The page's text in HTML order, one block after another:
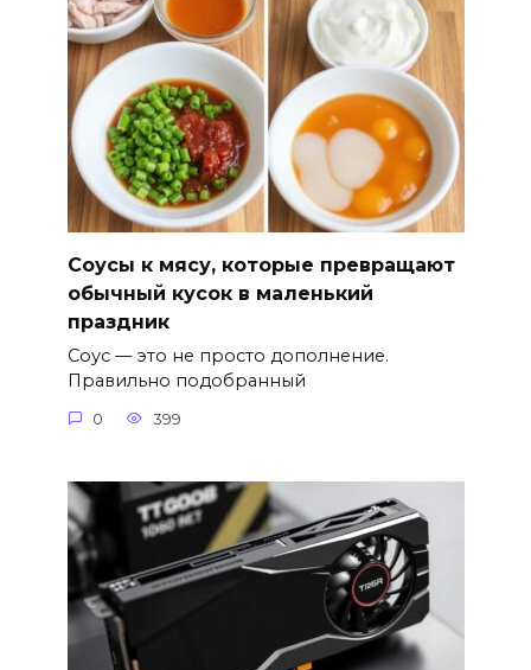
Соусы к мясу, которые превращают
обычный кусок в маленький
праздник
Соус — это не просто дополнение.
Правильно подобранный
0 399